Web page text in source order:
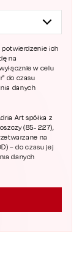
potwierdzenie ich
na
w celu
do czasu
danych
Art spółka z
(85- 227),
na
– do czasu jej
danych